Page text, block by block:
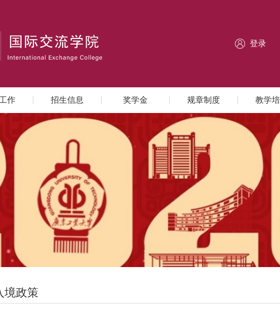
登录
作 招生信息 奖学金 规章制度 教学
境政策